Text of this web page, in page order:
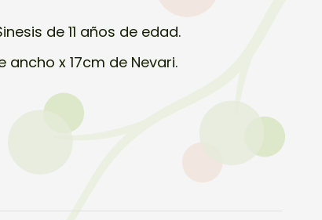
de 11 años de edad.
x 17cm de Nevari.